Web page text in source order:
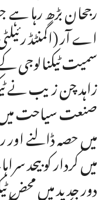
رجحان بڑھ رہا ہے
سمیت
زاہد چن زیب نے
صنعت سیاحت
میں حصہ ڈالنے
میں کردار کو بیحد
دور جدید میں محض